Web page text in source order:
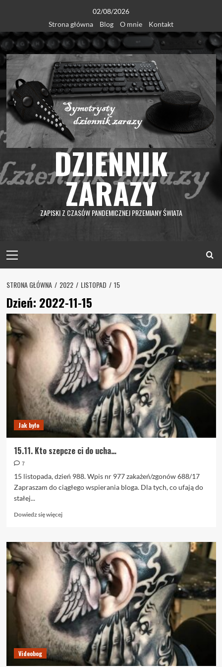
content
02/08/2026
Strona główna
Blog O mnie Kontakt
DZIENNIK
ZARAZY
ZAPISKI Z CZASÓW PANDEMICZNEJ PRZEMIANY ŚWIATA
Menu
STRONA GŁÓWNA 2022 LISTOPAD 15
Dzień: 2022-11-15
Jak było
15.11. Kto szepcze ci do ucha…
7
15 listopada, dzień 988. Wpis nr 977 zakażeń/zgonów 688/17
Zapraszam do ciągłego wspierania bloga. Dla tych, co ufają do
stałej...
Dowiedz się więcejDowiedz
o
15.11.
Kto
szepcze
do
ucha…
Videobog